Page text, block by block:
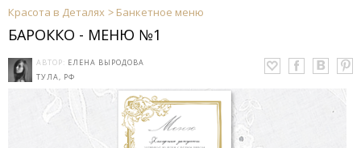
Красота в Деталях Банкетное меню
БАРОККО - МЕНЮ №1
АВТОР: ЕЛЕНА ВЫРОДОВА
ТУЛА, РФ